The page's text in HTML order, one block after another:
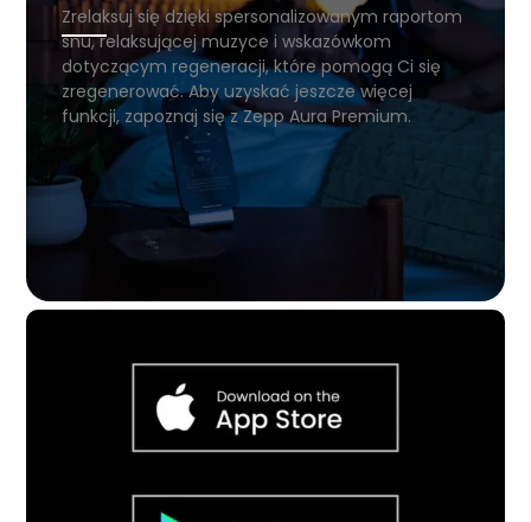
Zrelaksuj się dzięki spersonalizowanym raportom
snu, relaksującej muzyce i wskazówkom
dotyczącym regeneracji, które pomogą Ci się
zregenerować. Aby uzyskać jeszcze więcej
funkcji, zapoznaj się z Zepp Aura Premium.